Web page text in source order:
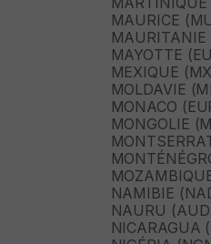
MAURICE
MAYOTTE
MEXIQUE
MOLDAVIE
MONACO
MONGOLIE
NAMIBIE
NAURU
NICARAGUA